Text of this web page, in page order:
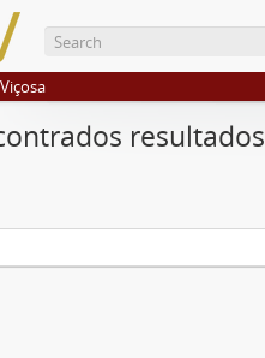
resultados